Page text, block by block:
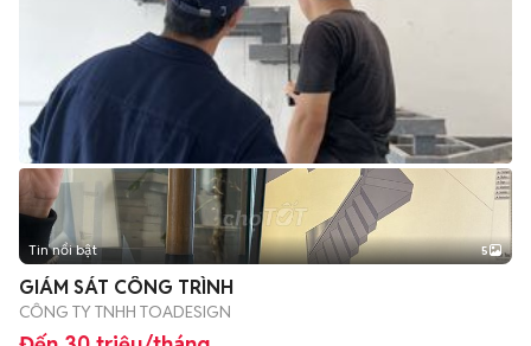
Tin nổi bật 5
GIÁM SÁT CÔNG TRÌNH
CÔNG TY TNHH TOADESIGN